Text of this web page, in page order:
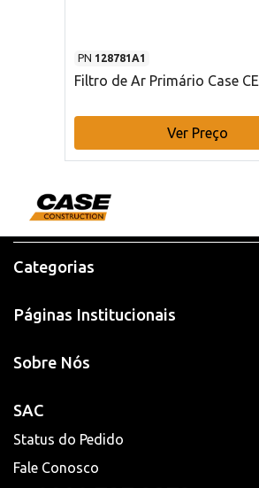
PN 128781A1
Filtro de Ar Primário Case CE
Ver Preço
Categorias
Páginas Institucionais
Sobre Nós
SAC
Status do Pedido
Fale Conosco